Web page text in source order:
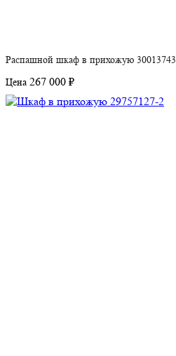
Распашной шкаф в прихожую 30013743
Цена 267 000 ₽